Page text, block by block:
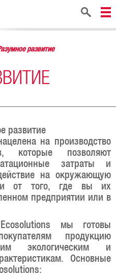
Поиск
развитие
на производство
которые позволяют
затраты и
на окружающую
от того, где вы их
предприятии или в
мы готовы
продукцию
экологическим и
Основные